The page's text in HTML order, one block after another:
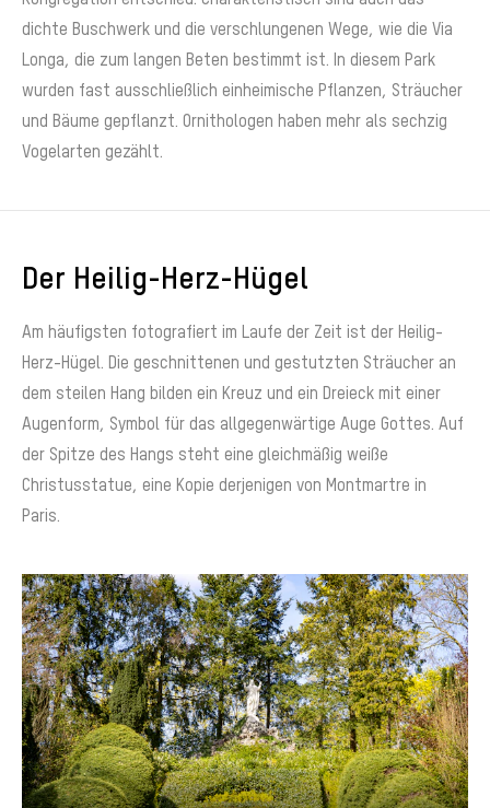
dichte Buschwerk und die verschlungenen Wege, wie die Via
Longa, die zum langen Beten bestimmt ist. In diesem Park
wurden fast ausschließlich einheimische Pflanzen, Sträucher
und Bäume gepflanzt. Ornithologen haben mehr als sechzig
Vogelarten gezählt.
Der Heilig-Herz-Hügel
Am häufigsten fotografiert im Laufe der Zeit ist der Heilig-
Herz-Hügel. Die geschnittenen und gestutzten Sträucher an
dem steilen Hang bilden ein Kreuz und ein Dreieck mit einer
Augenform, Symbol für das allgegenwärtige Auge Gottes. Auf
der Spitze des Hangs steht eine gleichmäßig weiße
Christusstatue, eine Kopie derjenigen von Montmartre in
Paris.